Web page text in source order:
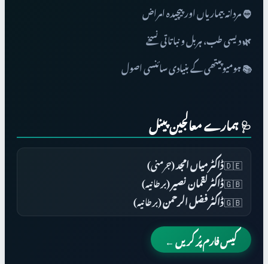
🧔 مردانہ بیماریاں اور پیچیدہ امراض
🌿 دیسی طب، ہربل و نباتاتی نسخے
📚 ہومیوپیتھی کے بنیادی سائنسی اصول
🩺 ہمارے معالجین پینل
🇩🇪ڈاکٹر میاں امجد(جرمنی)
🇬🇧ڈاکٹر لقمان نصیر(برطانیہ)
🇬🇧ڈاکٹر فضل الرحمن(برطانیہ)
کیس فارم پُر کریں ←